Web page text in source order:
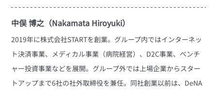
中俣 博之（Nakamata Hiroyuki）
2019年に株式会社STARTを創業。グループ内ではインターネッ
ト決済事業、メディカル事業（病院経営）、D2C事業、ベンチ
ャー投資事業などを展開。グループ外では上場企業からスター
トアップまで6社の社外取締役を兼任。同社創業以前は、DeNA